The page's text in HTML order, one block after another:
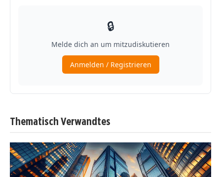
Thematisch Verwandtes